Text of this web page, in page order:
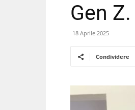
Gen
18 Aprile 2025
Condividere